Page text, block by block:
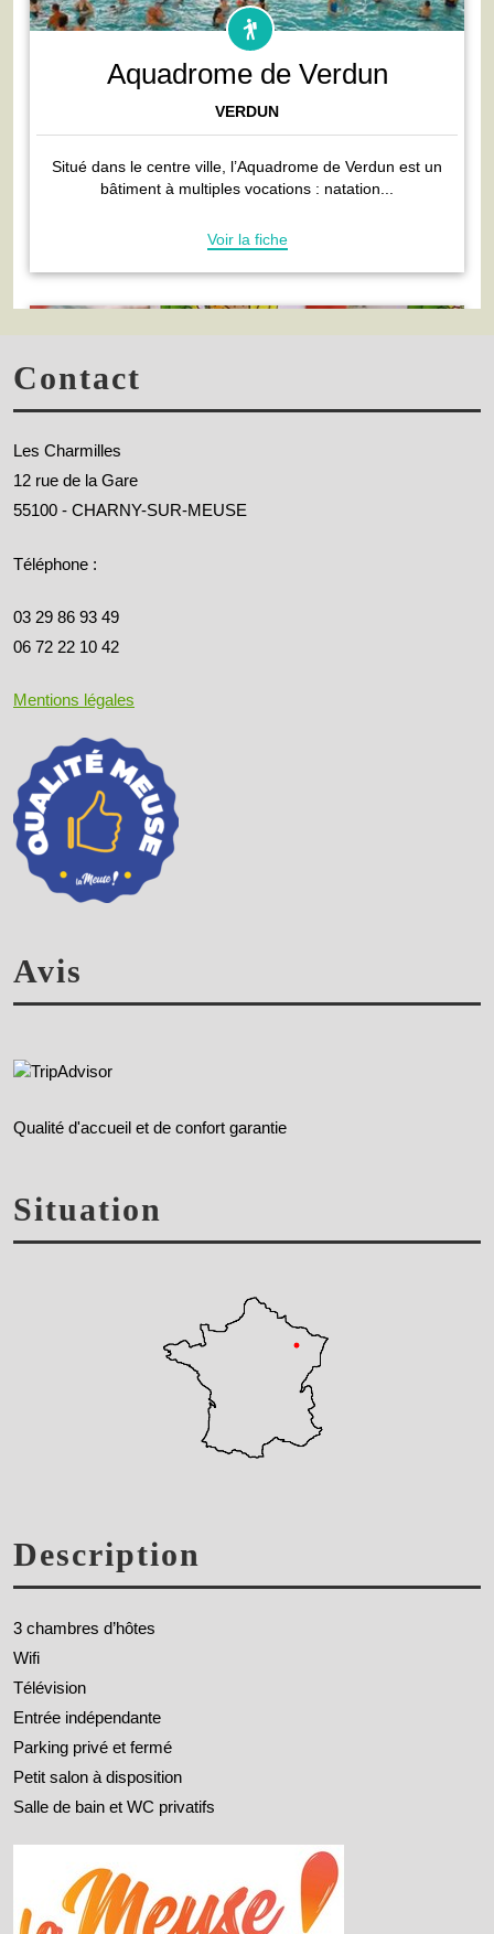
Contact
Les Charmilles
12 rue de la Gare
55100 - CHARNY-SUR-MEUSE
Téléphone :
03 29 86 93 49
06 72 22 10 42
Mentions légales
Avis
Qualité d'accueil et de confort garantie
Situation
Description
3 chambres d’hôtes
Wifi
Télévision
Entrée indépendante
Parking privé et fermé
Petit salon à disposition
Salle de bain et WC privatifs